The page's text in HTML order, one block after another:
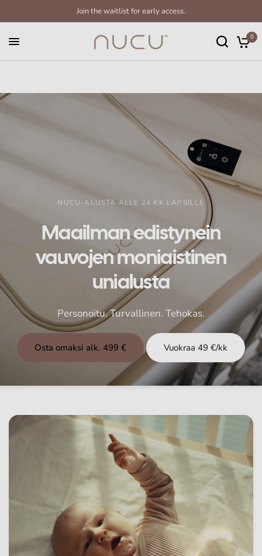
Join the waitlist for early access.
0
NUCU-ALUSTA ALLE 24 KK LAPSILLE
Maailmanedistynein
vauvojenmoniaistinen
unialusta
Personoitu.Turvallinen. Tehokas.
Osta omaksi alk. 499 € Vuokraa 49 €/kk